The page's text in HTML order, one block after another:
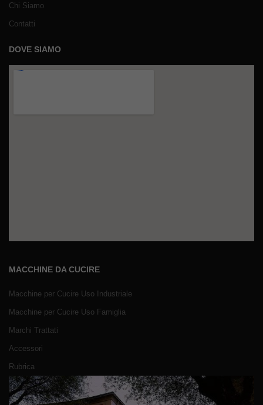
Chi Siamo
Contatti
DOVE SIAMO
MACCHINE DA CUCIRE
Macchine per Cucire Uso Industriale
Macchine per Cucire Uso Famiglia
Marchi Trattati
Accessori
Rubrica